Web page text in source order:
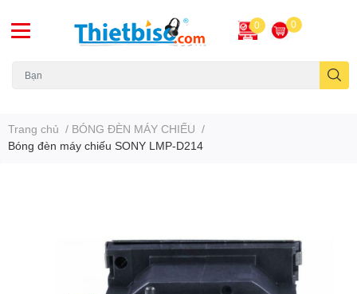
0 0
Trang chủ / BÓNG ĐÈN MÁY CHIẾU /
Bóng đèn máy chiếu SONY LMP-D214